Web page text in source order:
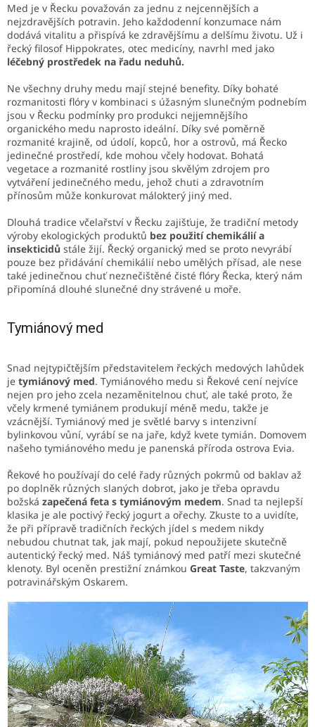
Med je v Řecku považován za jednu z nejcennějších a
nejzdravějších potravin. Jeho každodenní konzumace nám
dodává vitalitu a přispívá ke zdravějšímu a delšímu životu. Už i
řecký filosof Hippokrates, otec medicíny, navrhl med jako
léčebný prostředek na řadu neduhů.
Ne všechny druhy medu mají stejné benefity. Díky bohaté
rozmanitosti flóry v kombinaci s úžasným slunečným podnebím
jsou v Řecku podmínky pro produkci nejjemnějšího
organického medu naprosto ideální. Díky své poměrně
rozmanité krajině, od údolí, kopců, hor a ostrovů, má Řecko
jedinečné prostředí, kde mohou včely hodovat. Bohatá
vegetace a rozmanité rostliny jsou skvělým zdrojem pro
vytváření jedinečného medu, jehož chuti a zdravotním
přínosům může konkurovat málokterý jiný med.
Dlouhá tradice včelařství v Řecku zajišťuje, že tradiční metody
výroby ekologických produktů bez použití chemikálií a
insekticidů stále žijí. Řecký organický med se proto nevyrábí
pouze bez přidávání chemikálií nebo umělých přísad, ale nese
také jedinečnou chuť neznečištěné čisté flóry Řecka, který nám
připomíná dlouhé slunečné dny strávené u moře.
Tymiánový med
Snad nejtypičtějším představitelem řeckých medových lahůdek
je tymiánový med. Tymiánového medu si Řekové cení nejvíce
nejen pro jeho zcela nezaměnitelnou chuť, ale také proto, že
včely krmené tymiánem produkují méně medu, takže je
vzácnější. Tymiánový med je světlé barvy s intenzivní
bylinkovou vůní, vyrábí se na jaře, když kvete tymián. Domovem
našeho tymiánového medu je panenská příroda ostrova Evia.
Řekové ho používají do celé řady různých pokrmů od baklav až
po doplněk různých slaných dobrot, jako je třeba opravdu
božská zapečená feta s tymiánovým medem. Snad ta nejlepší
klasika je ale poctivý řecký jogurt a ořechy. Zkuste to a uvidíte,
že při přípravě tradičních řeckých jídel s medem nikdy
nebudou chutnat tak, jak mají, pokud nepoužijete skutečně
autentický řecký med. Náš tymiánový med patří mezi skutečné
klenoty. Byl oceněn prestižní známkou Great Taste, takzvaným
potravinářským Oskarem.